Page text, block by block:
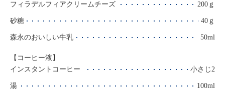
フィラデルフィアクリームチーズ 200ｇ
砂糖 40ｇ
森永のおいしい牛乳 50ml
【コーヒー液】
インスタントコーヒー
小さじ2
湯 100ml